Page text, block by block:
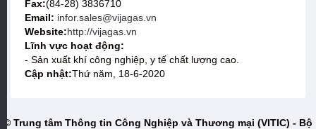
Fax:(84-28) 3836710
Email: infor.sales@vijagas.vn
Website:http://vijagas.vn
Lĩnh vực hoạt động:
- Sản xuất khí công nghiệp, y tế chất lượng cao.
Cập nhật:Thứ năm, 18-6-2020
© Trung tâm Thông tin Công Nghiệp và Thương mại (VITIC) - Bộ